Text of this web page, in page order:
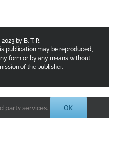
by B. T. R.
publication may be reproduced,
form or by any means without
of the publisher.
party services. OK